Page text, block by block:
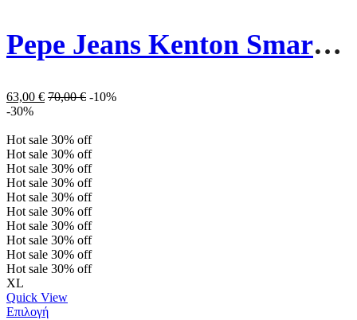
Pepe Jeans Kenton Smart 22 Ανδρικά Παπούτσια PMS30811-800 Λευκά
63,00 € 70,00€ -10%
-30%
Hot sale 30% off
Hot sale 30% off
Hot sale 30% off
Hot sale 30% off
Hot sale 30% off
Hot sale 30% off
Hot sale 30% off
Hot sale 30% off
Hot sale 30% off
Hot sale 30% off
XL
Quick View
Επιλογή